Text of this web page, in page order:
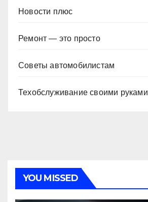
Новости плюс
Ремонт — это просто
Советы автомобилистам
Техобслуживание своими руками
YOU MISSED